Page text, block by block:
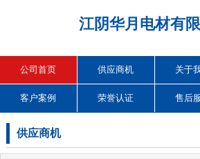
江阴华月电材有
公司首页 供应商机 关于
客户案例 荣誉认证 售后
供应商机